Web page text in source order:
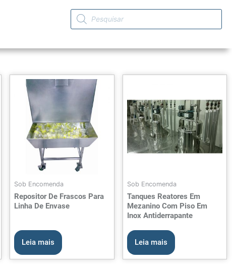
Sob Encomenda
Repositor De Frascos Para
Linha De Envase
Leia mais
Sob Encomenda
Tanques Reatores Em
Mezanino Com Piso Em
Inox Antiderrapante
Leia mais